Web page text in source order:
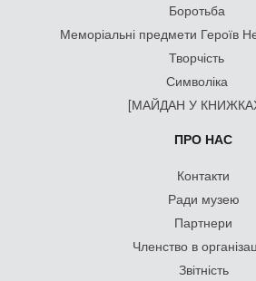
Боротьба
Меморіальні предмети Героїв
Творчість
Символіка
[МАЙДАН У
ПРО НАС
Контакти
Ради музею
Партнери
Членство в
Звітність